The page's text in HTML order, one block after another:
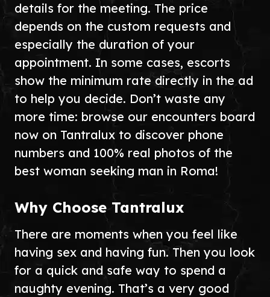
details for the meeting. The price
depends on the custom requests and
especially the duration of your
appointment. In some cases, escorts
show the minimum rate directly in the ad
to help you decide. Don’t waste any
more time: browse our encounters board
now on Tantralux to discover phone
numbers and 100% real photos of the
best woman seeking man in Roma!
Why Choose Tantralux
There are moments when you feel like
having sex and having fun. Then you look
for a quick and safe way to spend a
naughty evening. That’s a very good